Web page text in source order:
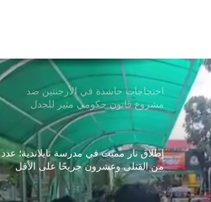
احتجاجات حاشدة في الأرجنتين ضد
مشروع قانون حكومي مثير للجدل
إطلاق نار مميت في مدرسة تايلاندية؛ عدد
من القتلى وعشرون جريحًا على الأقل